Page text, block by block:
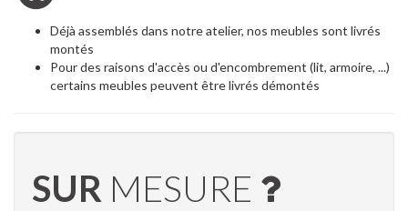
Déjà assemblés dans notre atelier, nos meubles sont livrés
montés
Pour des raisons d'accès ou d'encombrement (lit, armoire, ...)
certains meubles peuvent être livrés démontés
SUR MESURE